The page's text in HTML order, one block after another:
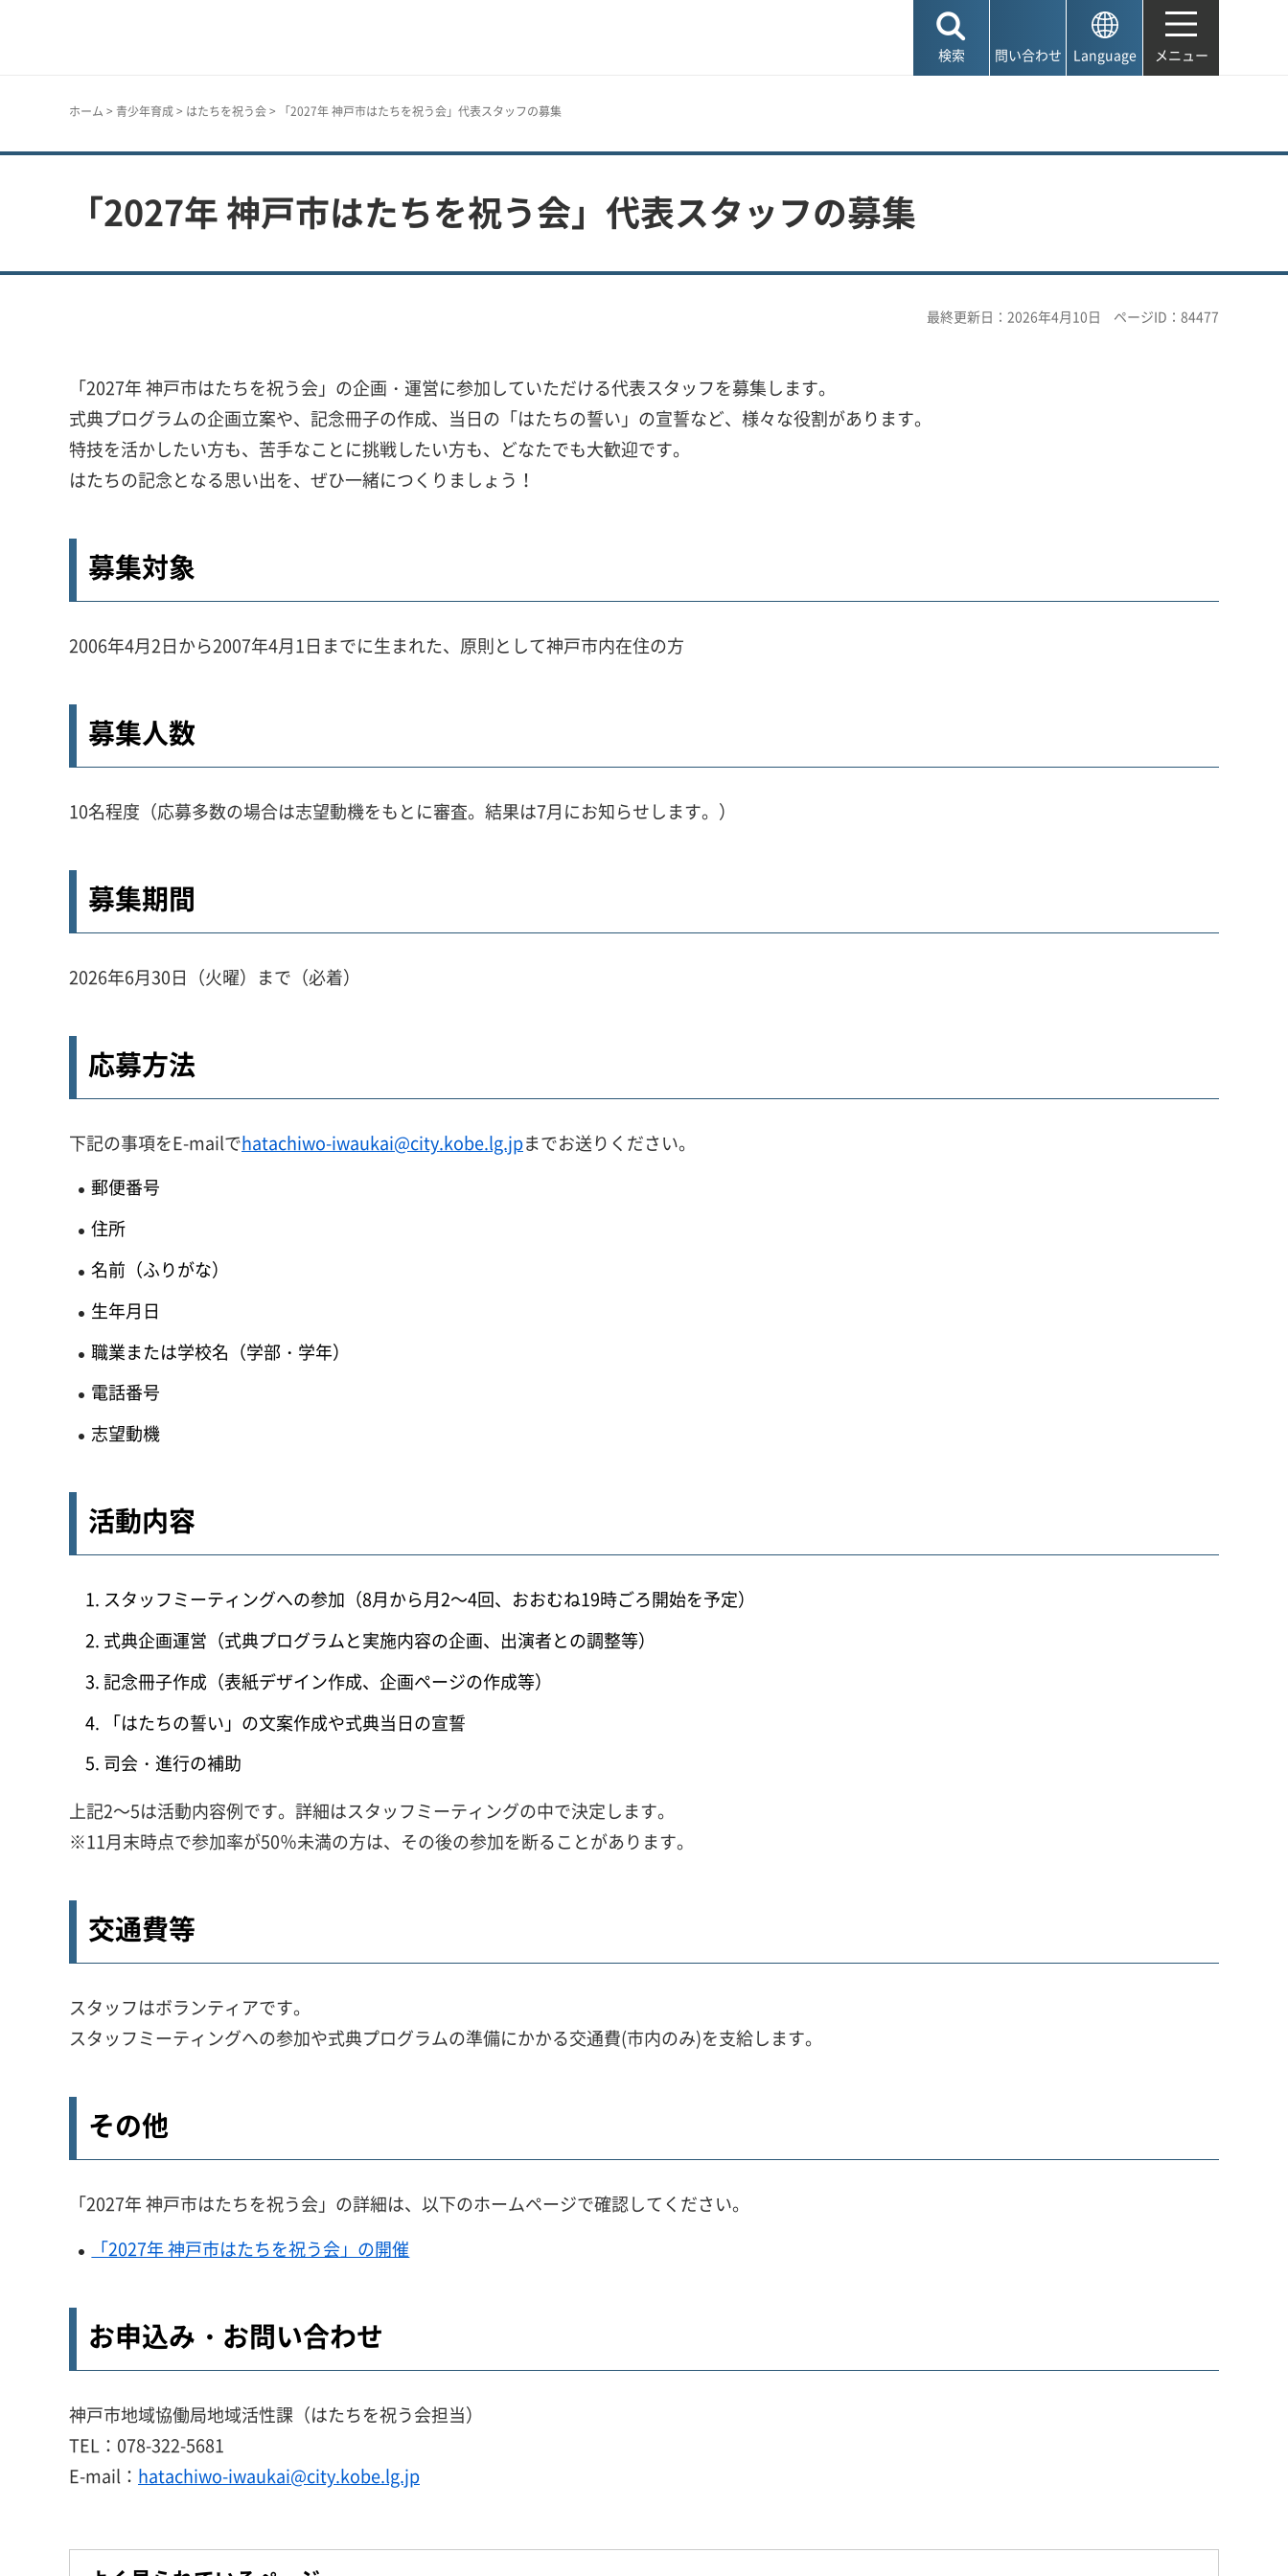
検索 問い合わせ Language メニュー
ホーム > 青少年育成> はたちを祝う会> 「2027年 神戸市はたちを祝う会」代表スタッフの募集
「2027年 神戸市はたちを祝う会」代表スタッフの募集
最終更新日：2026年4月10日 ページID：84477
「2027年 神戸市はたちを祝う会」の企画・運営に参加していただける代表スタッフを募集します。
式典プログラムの企画立案や、記念冊子の作成、当日の「はたちの誓い」の宣誓など、様々な役割があります。
特技を活かしたい方も、苦手なことに挑戦したい方も、どなたでも大歓迎です。
はたちの記念となる思い出を、ぜひ一緒につくりましょう！
募集対象
2006年4月2日から2007年4月1日までに生まれた、原則として神戸市内在住の方
募集人数
10名程度（応募多数の場合は志望動機をもとに審査。結果は7月にお知らせします。）
募集期間
2026年6月30日（火曜）まで（必着）
応募方法
下記の事項をE-mailでhatachiwo-iwaukai@city.kobe.lg.jpまでお送りください。
郵便番号
住所
名前（ふりがな）
生年月日
職業または学校名（学部・学年）
電話番号
志望動機
活動内容
スタッフミーティングへの参加（8月から月2～4回、おおむね19時ごろ開始を予定）
式典企画運営（式典プログラムと実施内容の企画、出演者との調整等）
記念冊子作成（表紙デザイン作成、企画ページの作成等）
「はたちの誓い」の文案作成や式典当日の宣誓
司会・進行の補助
上記2～5は活動内容例です。詳細はスタッフミーティングの中で決定します。
※11月末時点で参加率が50％未満の方は、その後の参加を断ることがあります。
交通費等
スタッフはボランティアです。
スタッフミーティングへの参加や式典プログラムの準備にかかる交通費(市内のみ)を支給します。
その他
「2027年 神戸市はたちを祝う会」の詳細は、以下のホームページで確認してください。
「2027年 神戸市はたちを祝う会」の開催
お申込み・お問い合わせ
神戸市地域協働局地域活性課（はたちを祝う会担当）
TEL：078-322-5681
E-mail： hatachiwo-iwaukai@city.kobe.lg.jp